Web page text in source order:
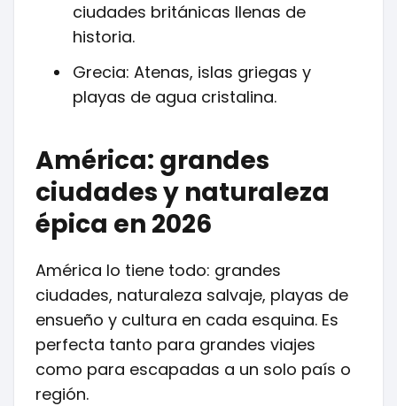
ciudades británicas llenas de
historia.
Grecia: Atenas, islas griegas y
playas de agua cristalina.
América: grandes
ciudades y naturaleza
épica en 2026
América lo tiene todo: grandes
ciudades, naturaleza salvaje, playas de
ensueño y cultura en cada esquina. Es
perfecta tanto para grandes viajes
como para escapadas a un solo país o
región.